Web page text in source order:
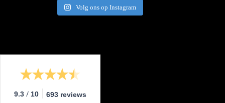
Volg ons op Instagram
9.3 / 10 693 reviews